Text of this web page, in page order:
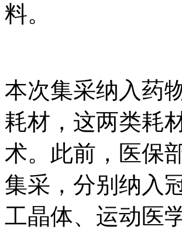
料。
本次集采纳入药
耗材，这两类耗
术。此前，医保
集采，分别纳入
工晶体、运动医